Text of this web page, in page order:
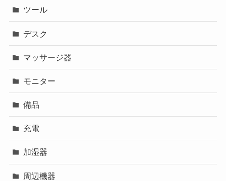
ツール
デスク
マッサージ器
モニター
備品
充電
加湿器
周辺機器